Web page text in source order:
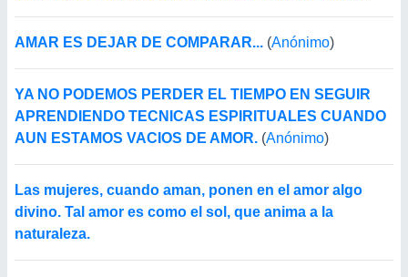
AMAR ES DEJAR DE COMPARAR... (Anónimo)
YA NO PODEMOS PERDER EL TIEMPO EN SEGUIR
APRENDIENDO TECNICAS ESPIRITUALES CUANDO
AUN ESTAMOS VACIOS DE AMOR. (Anónimo)
Las mujeres, cuando aman, ponen en el amor algo
divino. Tal amor es como el sol, que anima a la
naturaleza.